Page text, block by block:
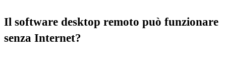
Il software desktop remoto può funzionare
senza Internet?